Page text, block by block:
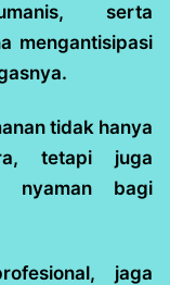
serta
mengantisipasi
tidak hanya
tetapi juga
nyaman bagi
jaga